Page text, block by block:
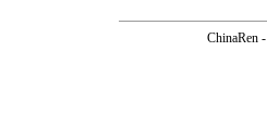
ChinaRen -